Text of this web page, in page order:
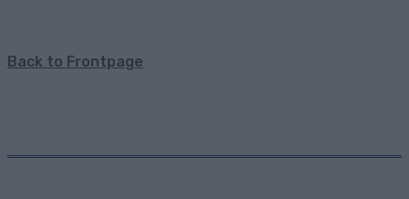
Back to Frontpage